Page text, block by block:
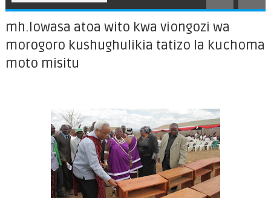
mh.lowasa atoa wito kwa viongozi wa
morogoro kushughulikia tatizo la kuchoma
moto misitu